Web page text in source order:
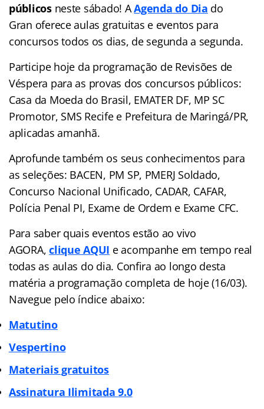
públicosneste sábado! AAgenda do Dia do
Gran oferece aulas gratuitas e eventos para
concursos todos os dias, de segunda a segunda.
Participe hoje da programação de Revisões de
Véspera para as provas dos concursos públicos:
Casa da Moeda do Brasil, EMATER DF, MP SC
Promotor, SMS Recife e Prefeitura de Maringá/PR,
aplicadas amanhã.
Aprofunde também os seus conhecimentos para
as seleções: BACEN, PM SP, PMERJ Soldado,
Concurso Nacional Unificado, CADAR, CAFAR,
Polícia Penal PI, Exame de Ordem e Exame CFC.
Para saber quais eventos estão ao vivo
AGORA,clique AQUI e acompanhe em tempo real
todas as aulas do dia. Confira ao longo desta
matéria a programação completa de hoje (16/03).
Navegue pelo índice abaixo:
Matutino
Vespertino
Materiais gratuitos
Assinatura Ilimitada9.0